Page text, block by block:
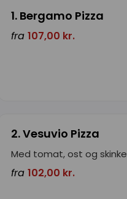
1. Bergamo Pizza
fra 107,00 kr.
2. Vesuvio Pizza
Med tomat, ost og skinke
fra 102,00 kr.